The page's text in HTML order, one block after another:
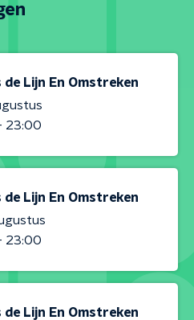
de Lijn En Omstreken
23:00
de Lijn En Omstreken
23:00
de Lijn En Omstreken